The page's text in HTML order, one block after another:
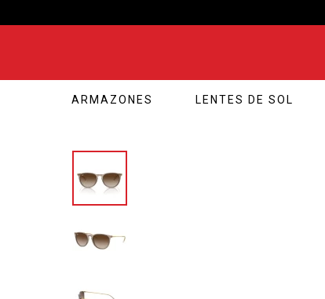
ARMAZONES LENTES DE SOL